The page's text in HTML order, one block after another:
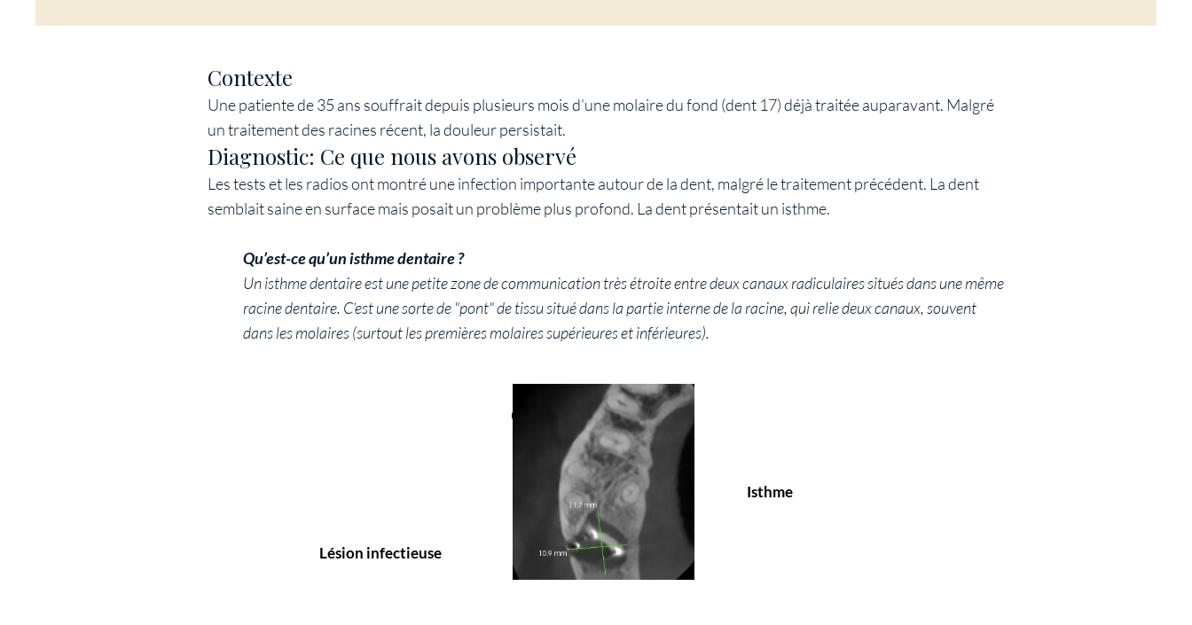
Contexte
Une patiente de 35 ans souffrait depuis plusieurs mois d’une molaire du fond (dent 17) déjà traitée auparavant. Malgré
un traitement des racines récent, la douleur persistait.
Diagnostic: Ce que nous avons observé
Les tests et les radios ont montré une infection importante autour de la dent, malgré le traitement précédent. La dent
semblait saine en surface mais posait un problème plus profond. La dent présentait un isthme.
Qu’est-ce qu’un isthme dentaire ?
Un isthme dentaire est une petite zone de communication très étroite entre deux canaux radiculaires situés dans une même
racine dentaire. C’est une sorte de "pont" de tissu situé dans la partie interne de la racine, qui relie deux canaux, souvent
dans les molaires (surtout les premières molaires supérieures et inférieures).
Isthme
Lésion infectieuse